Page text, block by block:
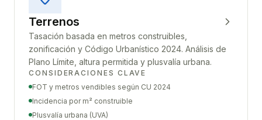
Terrenos
Tasación basada en metros construibles,
zonificación y Código Urbanístico 2024. Análisis de
Plano Límite, altura permitida y plusvalía urbana.
CONSIDERACIONES CLAVE
FOT y metros vendibles según CU 2024
Incidencia por m² construible
Plusvalía urbana (UVA)